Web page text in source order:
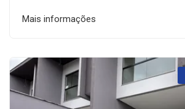
Mais informações